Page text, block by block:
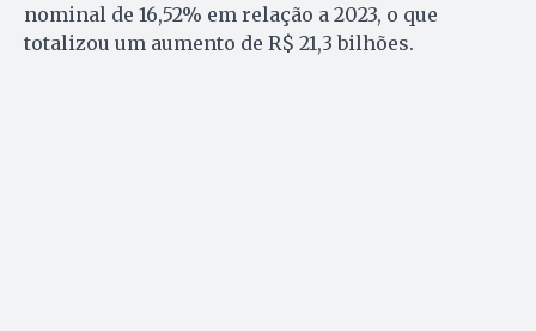
nominal de 16,52% em relação a 2023, o que
totalizou um aumento de R$ 21,3 bilhões.